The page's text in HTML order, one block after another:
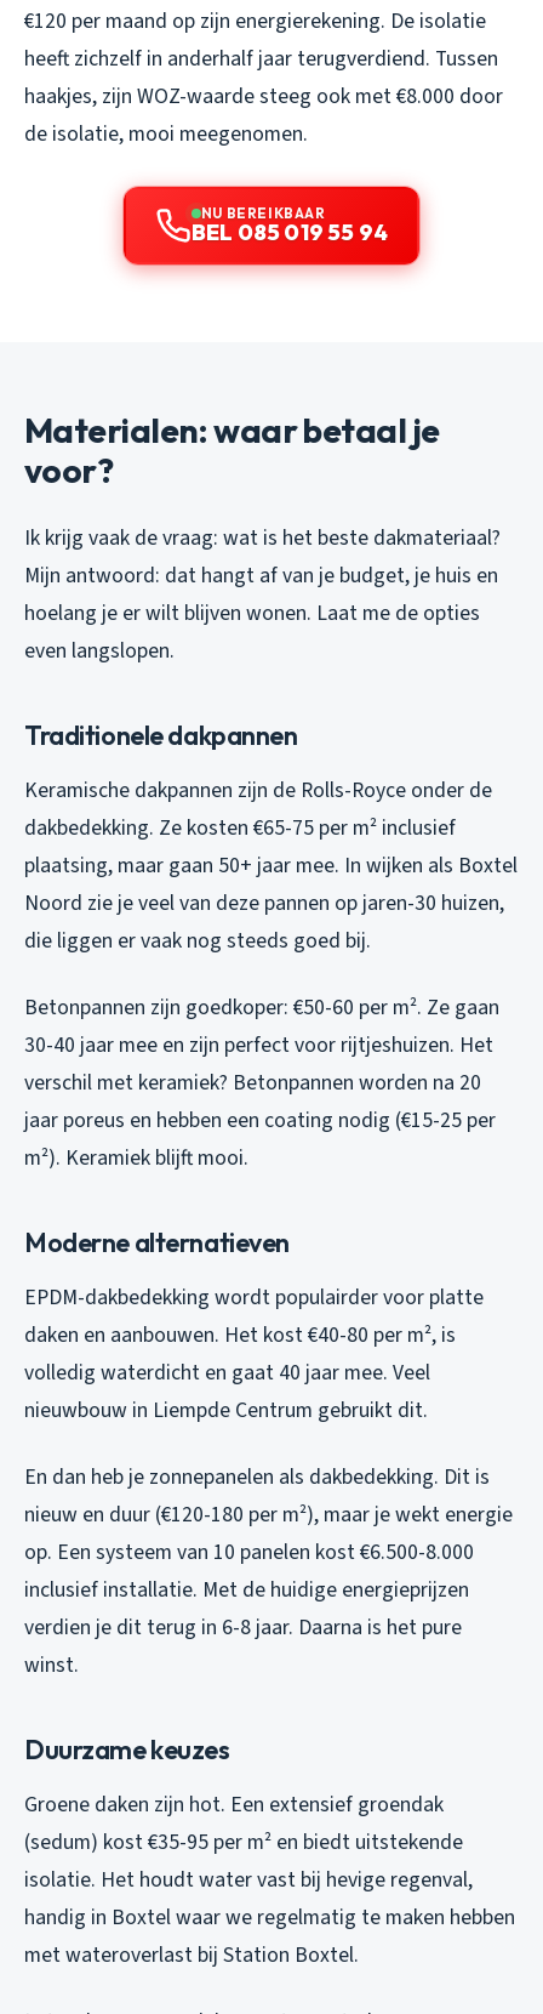
€120 per maand op zijn energierekening. De isolatie
heeft zichzelf in anderhalf jaar terugverdiend. Tussen
haakjes, zijn WOZ-waarde steeg ook met €8.000 door
de isolatie, mooi meegenomen.
NU BEREIKBAAR
BEL 085 019 55 94
Materialen: waar betaal je
voor?
Ik krijg vaak de vraag: wat is het beste dakmateriaal?
Mijn antwoord: dat hangt af van je budget, je huis en
hoelang je er wilt blijven wonen. Laat me de opties
even langslopen.
Traditionele dakpannen
Keramische dakpannen zijn de Rolls-Royce onder de
dakbedekking. Ze kosten €65-75 per m² inclusief
plaatsing, maar gaan 50+ jaar mee. In wijken als Boxtel
Noord zie je veel van deze pannen op jaren-30 huizen,
die liggen er vaak nog steeds goed bij.
Betonpannen zijn goedkoper: €50-60 per m². Ze gaan
30-40 jaar mee en zijn perfect voor rijtjeshuizen. Het
verschil met keramiek? Betonpannen worden na 20
jaar poreus en hebben een coating nodig (€15-25 per
m²). Keramiek blijft mooi.
Moderne alternatieven
EPDM-dakbedekking wordt populairder voor platte
daken en aanbouwen. Het kost €40-80 per m², is
volledig waterdicht en gaat 40 jaar mee. Veel
nieuwbouw in Liempde Centrum gebruikt dit.
En dan heb je zonnepanelen als dakbedekking. Dit is
nieuw en duur (€120-180 per m²), maar je wekt energie
op. Een systeem van 10 panelen kost €6.500-8.000
inclusief installatie. Met de huidige energieprijzen
verdien je dit terug in 6-8 jaar. Daarna is het pure
winst.
Duurzame keuzes
Groene daken zijn hot. Een extensief groendak
(sedum) kost €35-95 per m² en biedt uitstekende
isolatie. Het houdt water vast bij hevige regenval,
handig in Boxtel waar we regelmatig te maken hebben
met wateroverlast bij Station Boxtel.